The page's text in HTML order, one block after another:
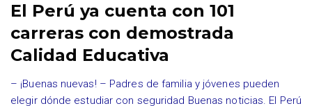
El Perú ya cuenta con 101
carreras con demostrada
Calidad Educativa
– ¡Buenas nuevas! – Padres de familia y jóvenes pueden
elegir dónde estudiar con seguridad Buenas noticias. El Perú